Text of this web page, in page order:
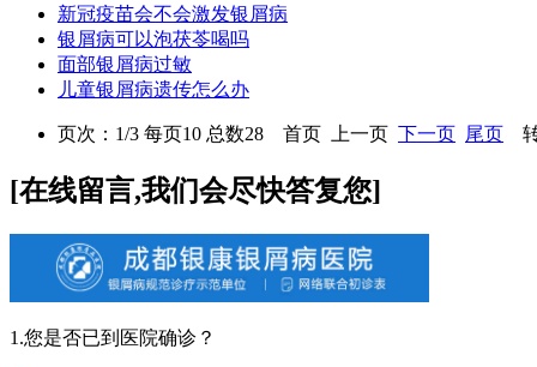
新冠疫苗会不会激发银屑病
银屑病可以泡茯苓喝吗
面部银屑病过敏
儿童银屑病遗传怎么办
页次：1/3 每页10 总数28 首页 上一页 下一页 尾页
[在线留言,我们会尽快答复您]
1.您是否已到医院确诊？